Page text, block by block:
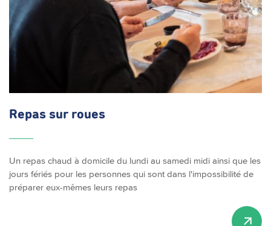
Repas sur roues
Un repas chaud à domicile du lundi au samedi midi ainsi que les
jours fériés pour les personnes qui sont dans l'impossibilité de
préparer eux-mêmes leurs repas